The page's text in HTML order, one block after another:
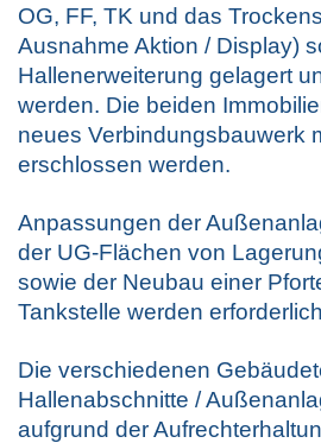
OG, FF, TK und das
Ausnahme Aktion / Display)
Hallenerweiterung gelagert
werden. Die beiden
neues Verbindungsbauwerk
erschlossen werden.
Anpassungen der
der UG-Flächen von
sowie der Neubau einer
Tankstelle werden
Die verschiedenen
Hallenabschnitte /
aufgrund der